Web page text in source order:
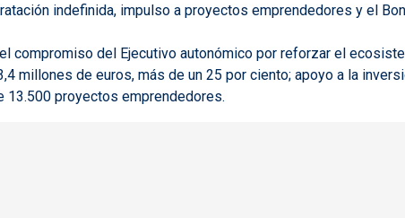
indefinida, impulso a proyectos emprendedores y el
compromiso del Ejecutivo autonómico por reforzar el
millones de euros, más de un 25 por ciento; apoyo a la
13.500 proyectos emprendedores.